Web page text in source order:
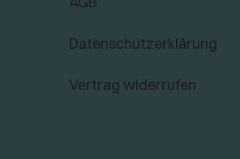
Datenschutzerklärung
Vertrag widerrufen